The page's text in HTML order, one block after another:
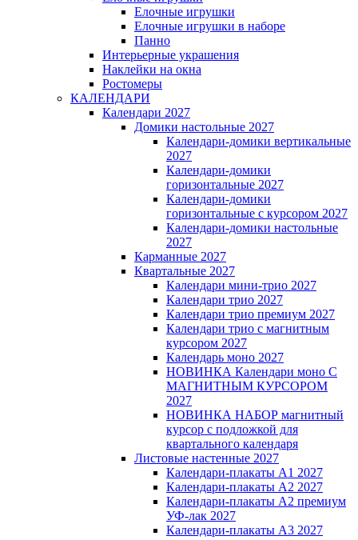
Елочные игрушки
Елочные игрушки в наборе
Панно
Интерьерные украшения
Наклейки на окна
Ростомеры
КАЛЕНДАРИ
Календари 2027
Домики настольные 2027
Календари-домики вертикальные
2027
Календари-домики
горизонтальные 2027
Календари-домики
горизонтальные с курсором 2027
Календари-домики настольные
2027
Карманные 2027
Квартальные 2027
Календари мини-трио 2027
Календари трио 2027
Календари трио премиум 2027
Календари трио с магнитным
курсором 2027
Календарь моно 2027
НОВИНКА Календари моно С
МАГНИТНЫМ КУРСОРОМ
2027
НОВИНКА НАБОР магнитный
курсор с подложкой для
квартального календаря
Листовые настенные 2027
Календари-плакаты А1 2027
Календари-плакаты А2 2027
Календари-плакаты А2 премиум
УФ-лак 2027
Календари-плакаты А3 2027